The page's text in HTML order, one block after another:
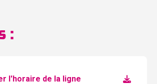
:
l'horaire de la ligne